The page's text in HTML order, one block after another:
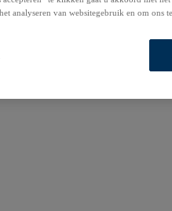
analyseren van websitegebruik en om ons